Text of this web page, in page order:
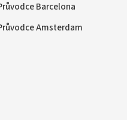
Barcelona
Amsterdam